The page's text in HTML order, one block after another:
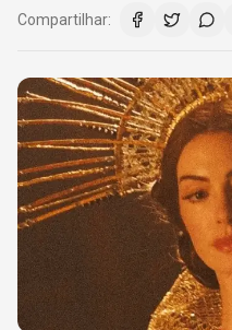
Compartilhar: